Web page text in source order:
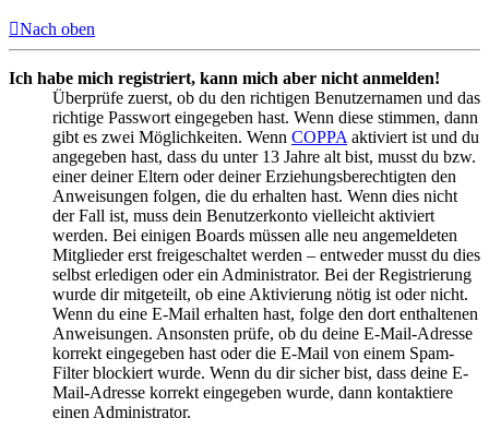
Nach oben
Ich habe mich registriert, kann mich aber nicht anmelden!
Überprüfe zuerst, ob du den richtigen Benutzernamen und das
richtige Passwort eingegeben hast. Wenn diese stimmen, dann
gibt es zwei Möglichkeiten. Wenn COPPA aktiviert ist und du
angegeben hast, dass du unter 13 Jahre alt bist, musst du bzw.
einer deiner Eltern oder deiner Erziehungsberechtigten den
Anweisungen folgen, die du erhalten hast. Wenn dies nicht
der Fall ist, muss dein Benutzerkonto vielleicht aktiviert
werden. Bei einigen Boards müssen alle neu angemeldeten
Mitglieder erst freigeschaltet werden – entweder musst du dies
selbst erledigen oder ein Administrator. Bei der Registrierung
wurde dir mitgeteilt, ob eine Aktivierung nötig ist oder nicht.
Wenn du eine E-Mail erhalten hast, folge den dort enthaltenen
Anweisungen. Ansonsten prüfe, ob du deine E-Mail-Adresse
korrekt eingegeben hast oder die E-Mail von einem Spam-
Filter blockiert wurde. Wenn du dir sicher bist, dass deine E-
Mail-Adresse korrekt eingegeben wurde, dann kontaktiere
einen Administrator.